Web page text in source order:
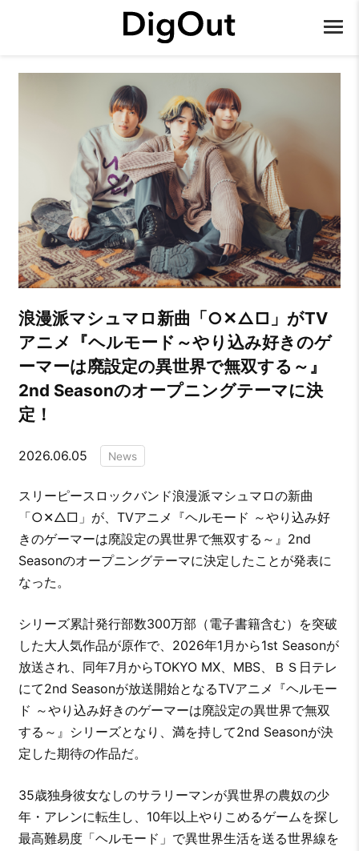
浪漫派マシュマロ新曲「○✕△□」がTV
アニメ『ヘルモード～やり込み好きのゲ
ーマーは廃設定の異世界で無双する～』
2nd Seasonのオープニングテーマに決
定！
2026.06.05 News
スリーピースロックバンド浪漫派マシュマロの新曲
「○✕△□」が、TVアニメ『ヘルモード ～やり込み好
きのゲーマーは廃設定の異世界で無双する～』2nd
Seasonのオープニングテーマに決定したことが発表に
なった。
シリーズ累計発行部数300万部（電子書籍含む）を突破
した大人気作品が原作で、2026年1月から1st Seasonが
放送され、同年7月からTOKYO MX、MBS、ＢＳ日テレ
にて2nd Seasonが放送開始となるTVアニメ『ヘルモー
ド ～やり込み好きのゲーマーは廃設定の異世界で無双
する～』シリーズとなり、満を持して2nd Seasonが決
定した期待の作品だ。
35歳独身彼女なしのサラリーマンが異世界の農奴の少
年・アレンに転生し、10年以上やりこめるゲームを探し
最高難易度「ヘルモード」で異世界生活を送る世界線を